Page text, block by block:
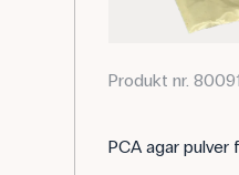
Produkt nr.
PCA agar pulver